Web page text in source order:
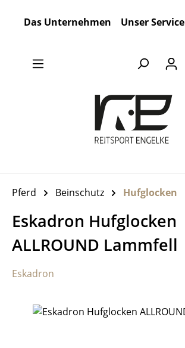
Das Unternehmen Unser Service
Pferd Beinschutz Hufglocken
Eskadron Hufglocken
ALLROUND Lammfell
Eskadron
Bildergalerie überspringen